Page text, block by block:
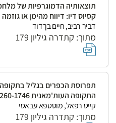
תוצאותיה הדמוגרפיות של
קסיוס דיו: דיווח מהימן או
דביר רביב, חיים בן־דוד
מתוך: קתדרה גיליון 179
תפרוסת הכפרים בגליל
התקופה העות'מאנית 1260-1746: משבר או
קייט רפאל, מוסטפא עבאסי
מתוך: קתדרה גיליון 179